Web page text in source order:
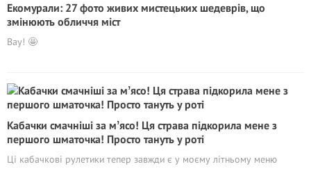
Екомурали: 27 фото живих мистецьких шедеврів, що
змінюють обличчя міст
Вау! 🤩
Кабачки смачніші за мʼясо! Ця страва підкорила мене з
першого шматочка! Просто тануть у роті
Ці кабачкові рулетики тепер завжди є у моєму літньому меню